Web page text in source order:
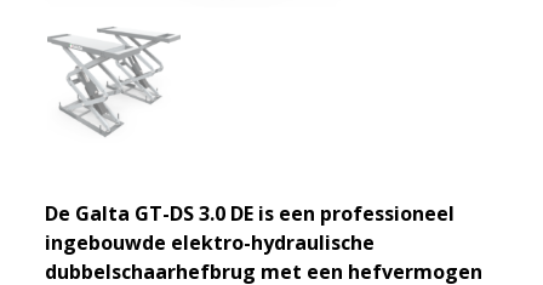
De Galta GT-DS 3.0 DE is een professioneel
ingebouwde elektro-hydraulische
dubbelschaarhefbrug met een hefvermogen